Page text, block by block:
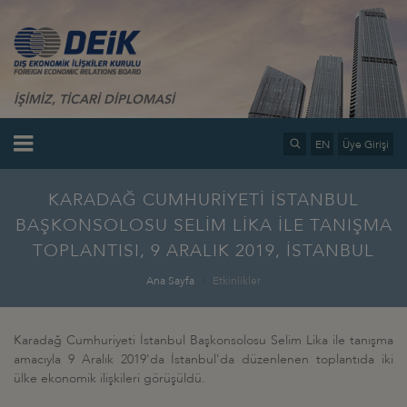
İŞİMİZ, TİCARİ DİPLOMASİ
EN Üye Girişi
KARADAĞ CUMHURİYETİ İSTANBUL
BAŞKONSOLOSU SELİM LİKA İLE TANIŞMA
TOPLANTISI, 9 ARALIK 2019, İSTANBUL
Ana Sayfa Etkinlikler
Karadağ Cumhuriyeti İstanbul Başkonsolosu Selim Lika ile tanışma
amacıyla 9 Aralık 2019'da İstanbul'da düzenlenen toplantıda iki
ülke ekonomik ilişkileri görüşüldü.